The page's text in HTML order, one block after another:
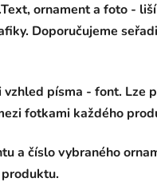
ornament a foto -
Doporučujeme
vzhled písma - font. Lze
fotkami každého
a číslo vybraného